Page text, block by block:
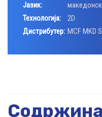
Јазик:
Технологија:
2D
Дистрибутер: MCF MKD
Содржина